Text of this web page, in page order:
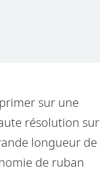
sur une
résolution sur
longueur de
de ruban